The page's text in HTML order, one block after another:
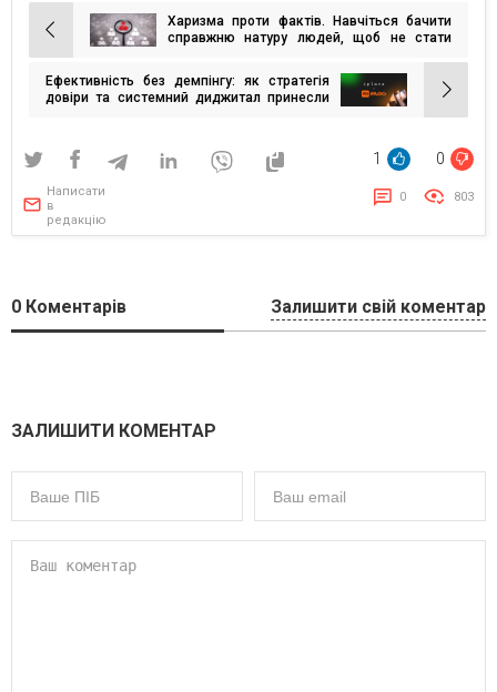
Навігація
записів
Харизма проти фактів. Навчіться бачити
справжню натуру людей, щоб не стати
Ефективність без демпінгу: як стратегія
довіри та системний диджитал принесли
1 0
Написати
в
редакцію
0 803
0 Коментарів Залишити свій коментар
ЗАЛИШИТИ КОМЕНТАР